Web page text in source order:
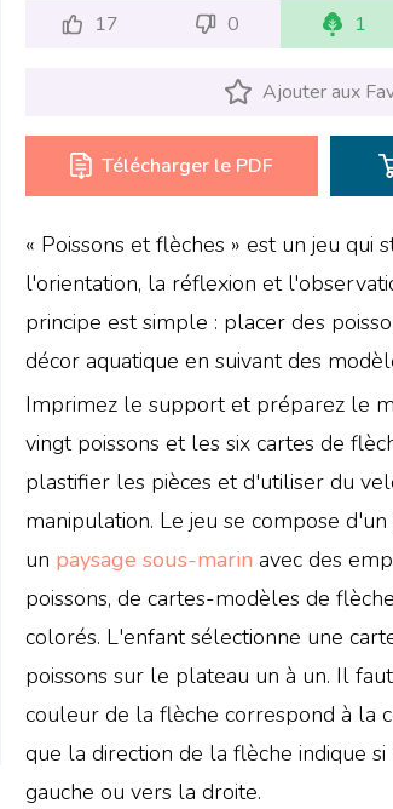
17 0 1
Ajouter aux
Télécharger le PDF
« Poissons et flèches » est un jeu qui
l'orientation, la réflexion et
principe est simple : placer des
décor aquatique en suivant des
Imprimez le support et préparez le
vingt poissons et les six cartes de
plastifier les pièces et d'utiliser du
manipulation. Le jeu se compose
un paysage sous-marin avec des
poissons, de cartes-modèles de
colorés. L'enfant sélectionne une
poissons sur le plateau un à un. Il
couleur de la flèche correspond à la
que la direction de la flèche indique
gauche ou vers la droite.